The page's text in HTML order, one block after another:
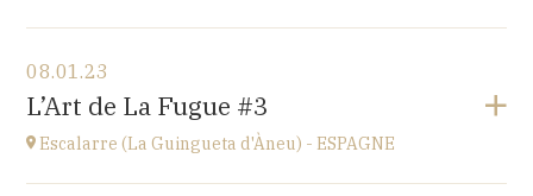
Ü del Bac - ESPAGNE
Vall del Bac
at21H00
08.01.23
L’Art de La Fugue #3
Escalarre (La Guingueta d'Àneu) - ESPAGNE